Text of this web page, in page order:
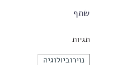
שתף
תגיות
נוירוביולוגיה